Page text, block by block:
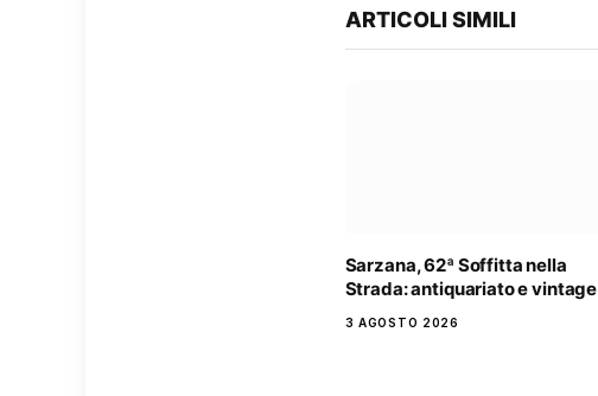
ARTICOLI SIMILI
Sarzana, 62ª Soffitta nella
Strada: antiquariato e vintage
3 AGOSTO 2026